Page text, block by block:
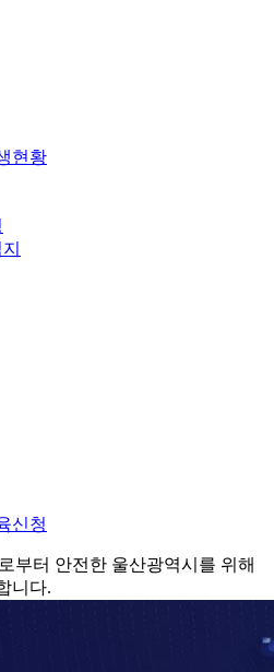
현황
신청
부터 안전한 울산광역시를 위해
니다.